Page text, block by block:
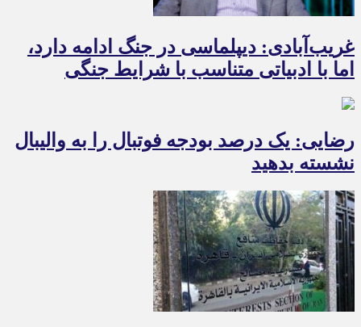
غریب‌آبادی: دیپلماسی در جنگ ادامه دارد،
اما با ادبیاتی متناسب با شرایط جنگی
رضایی: یک درصد بودجه فوتبال را به والیبال
نشسته بدهید